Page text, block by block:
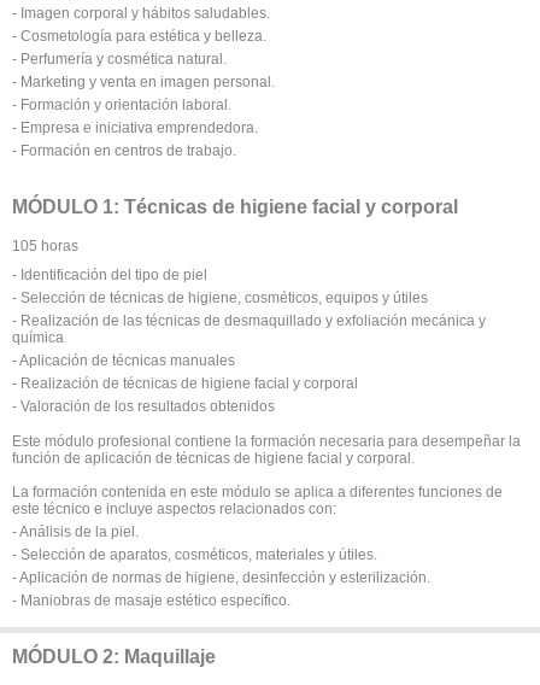
- Imagen corporal y hábitos saludables.
- Cosmetología para estética y belleza.
- Perfumería y cosmética natural.
- Marketing y venta en imagen personal.
- Formación y orientación laboral.
- Empresa e iniciativa emprendedora.
- Formación en centros de trabajo.
MÓDULO 1: Técnicas de higiene facial y corporal
105 horas
- Identificación del tipo de piel
- Selección de técnicas de higiene, cosméticos, equipos y útiles
- Realización de las técnicas de desmaquillado y exfoliación mecánica y
química
- Aplicación de técnicas manuales
- Realización de técnicas de higiene facial y corporal
- Valoración de los resultados obtenidos
Este módulo profesional contiene la formación necesaria para desempeñar la
función de aplicación de técnicas de higiene facial y corporal.
La formación contenida en este módulo se aplica a diferentes funciones de
este técnico e incluye aspectos relacionados con:
- Análisis de la piel.
- Selección de aparatos, cosméticos, materiales y útiles.
- Aplicación de normas de higiene, desinfección y esterilización.
- Maniobras de masaje estético específico.
MÓDULO 2: Maquillaje